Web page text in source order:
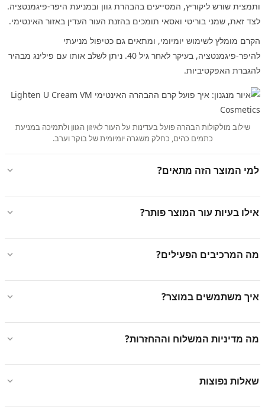
ותמצית שורש ליקוריץ, המסייעים בהבהרת גוון ובמניעת היפר-פיגמנטציה.
לצד זאת, שמני בוריטי ואסאי תומכים בהזנת העור העדין באזור האינטימי.
הקרם מומלץ לשימוש יומיומי, ומתאים גם כטיפול מניעתי
להיפר-פיגמנטציה, בעיקר לאחר גיל 40. ניתן לשלב אותו עם פילינג מבהיר
להגברת האפקטיביות.
שילוב מולקולות הבהרה פועל בעדינות על העור לאיזון הגוון ולתמיכה במניעת
כתמים כהים, כחלק משגרה יומיומית של בוקר וערב.
למי המוצר הזה מתאים?
אילו בעיות עור המוצר פותר?
מה המרכיבים הפעילים?
איך משתמשים במוצר?
מה מדיניות המשלוח וההחזרות?
שאלות נפוצות